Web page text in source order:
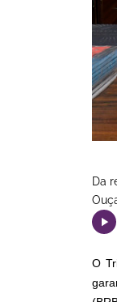
Da
O